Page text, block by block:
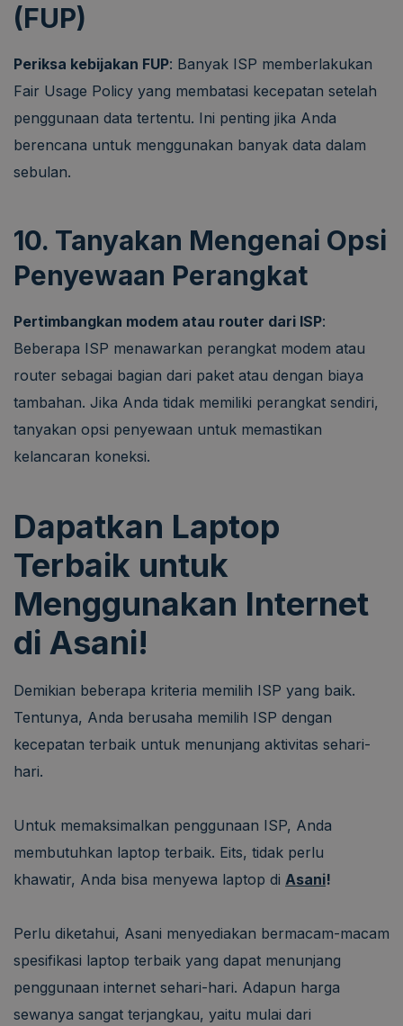
(FUP)
Periksa kebijakan FUP: Banyak ISP memberlakukan
Fair Usage Policy yang membatasi kecepatan setelah
penggunaan data tertentu. Ini penting jika Anda
berencana untuk menggunakan banyak data dalam
sebulan.
10. Tanyakan Mengenai Opsi
Penyewaan Perangkat
Pertimbangkan modem atau router dari ISP:
Beberapa ISP menawarkan perangkat modem atau
router sebagai bagian dari paket atau dengan biaya
tambahan. Jika Anda tidak memiliki perangkat sendiri,
tanyakan opsi penyewaan untuk memastikan
kelancaran koneksi.
Dapatkan Laptop
Terbaik untuk
Menggunakan Internet
di Asani!
Demikian beberapa kriteria memilih ISP yang baik.
Tentunya, Anda berusaha memilih ISP dengan
kecepatan terbaik untuk menunjang aktivitas sehari-
hari.
Untuk memaksimalkan penggunaan ISP, Anda
membutuhkan laptop terbaik. Eits, tidak perlu
khawatir, Anda bisa menyewa laptop di Asani!
Perlu diketahui, Asani menyediakan bermacam-macam
spesifikasi laptop terbaik yang dapat menunjang
penggunaan internet sehari-hari. Adapun harga
sewanya sangat terjangkau, yaitu mulai dari